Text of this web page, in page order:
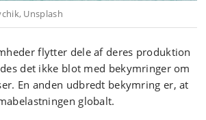
Unsplash
flytter dele af deres produktion
det ikke blot med bekymringer om
En anden udbredt bekymring er, at
globalt.